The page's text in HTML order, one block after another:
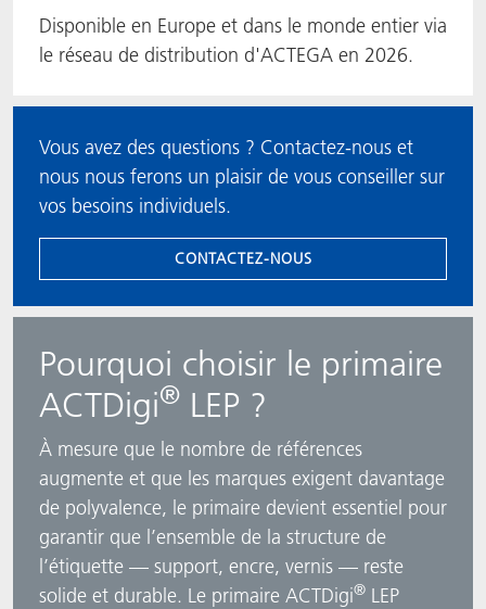
Disponible en Europe et dans le monde entier via
le réseau de distribution d'ACTEGA en 2026.
Vous avez des questions ? Contactez-nous et
nous nous ferons un plaisir de vous conseiller sur
vos besoins individuels.
CONTACTEZ-NOUS
Pourquoi choisir le primaire
ACTDigi® LEP ?
À mesure que le nombre de références
augmente et que les marques exigent davantage
de polyvalence, le primaire devient essentiel pour
garantir que l’ensemble de la structure de
l’étiquette — support, encre, vernis — reste
solide et durable. Le primaire ACTDigi® LEP